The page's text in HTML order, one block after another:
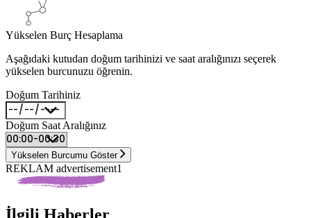
Yükselen Burç Hesaplama
Aşağıdaki kutudan doğum tarihinizi ve saat aralığınızı seçerek
yükselen burcunuzu öğrenin.
Doğum Tarihiniz
Doğum Saat Aralığınız
Yükselen Burcumu Göster
REKLAM advertisement1
İlgili Haberler